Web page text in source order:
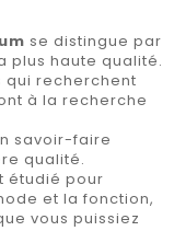
se distingue par
plus haute qualité.
qui recherchent
à la recherche
savoir-faire
qualité.
étudié pour
et la fonction,
vous puissiez